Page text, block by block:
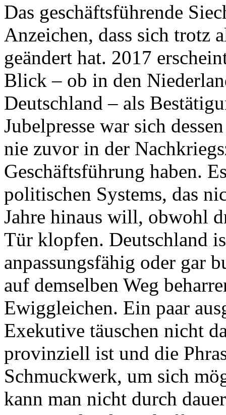
Das geschäftsführende
Anzeichen, dass sich trotz
geändert hat. 2017
Blick – ob in den
Deutschland – als
Jubelpresse war sich
nie zuvor in der
Geschäftsführung haben.
politischen Systems, das
Jahre hinaus will, obwohl
Tür klopfen. Deutschland
anpassungsfähig oder gar
auf demselben Weg
Ewiggleichen. Ein paar
Exekutive täuschen nicht
provinziell ist und die
Schmuckwerk, um sich
kann man nicht durch